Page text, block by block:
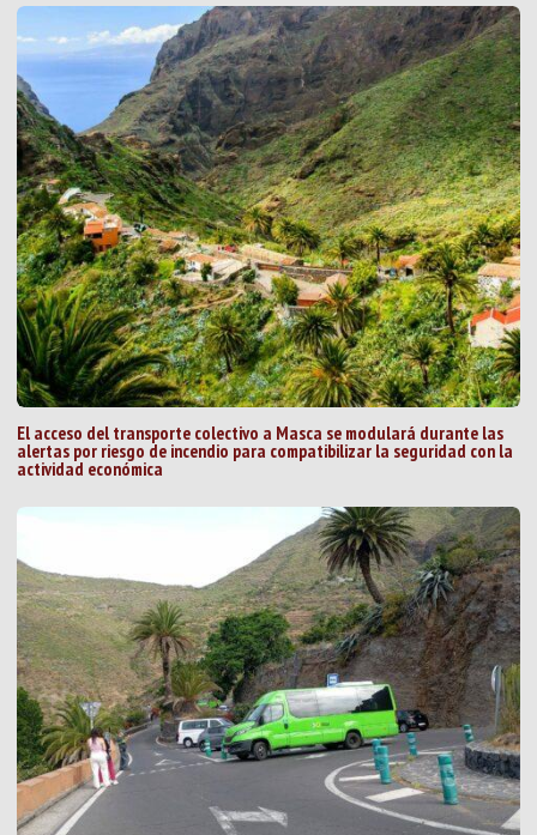
El acceso del transporte colectivo a Masca se modulará durante las
alertas por riesgo de incendio para compatibilizar la seguridad con la
actividad económica